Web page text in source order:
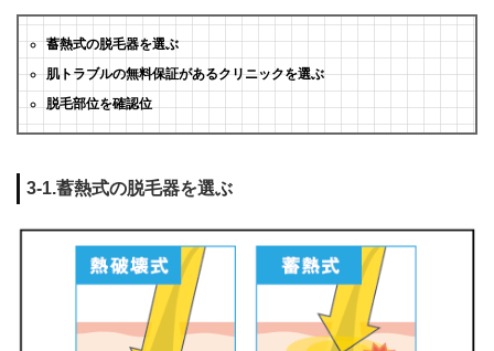
蓄熱式の脱毛器を選ぶ
肌トラブルの無料保証があるクリニックを選ぶ
脱毛部位を確認位
3-1.蓄熱式の脱毛器を選ぶ